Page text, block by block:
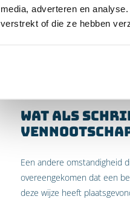
media, adverteren en
verstrekt of die ze hebben
De Hoge Raad oordeelde
niet, aangezien alle
Wat als
Een andere omstandigheid
overeengekomen dat een
deze wijze heeft